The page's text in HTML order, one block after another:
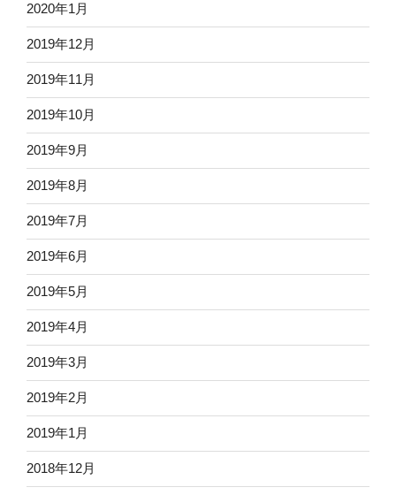
2020年1月
2019年12月
2019年11月
2019年10月
2019年9月
2019年8月
2019年7月
2019年6月
2019年5月
2019年4月
2019年3月
2019年2月
2019年1月
2018年12月